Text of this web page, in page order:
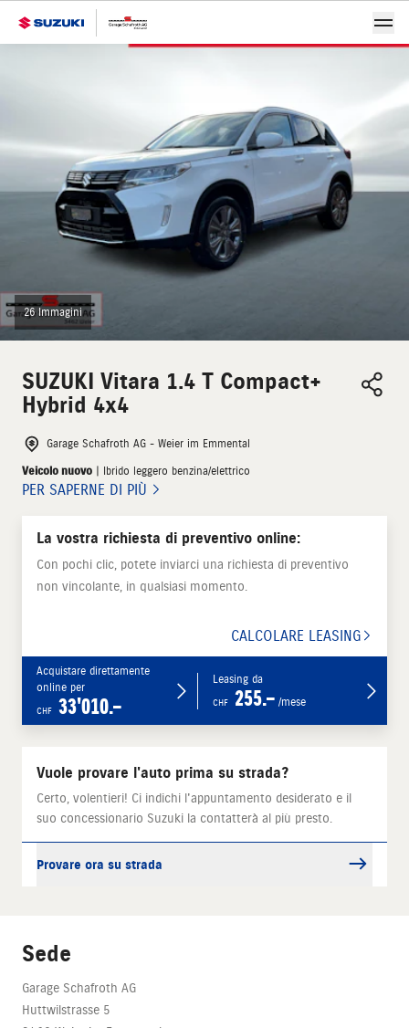
26 Immagini
SUZUKI Vitara 1.4 T Compact+
Hybrid 4x4
Garage Schafroth AG - Weier im Emmental
Veicolo nuovo | Ibrido leggero benzina/elettrico
PER SAPERNE DI PIÙ
La vostra richiesta di preventivo online:
Con pochi clic, potete inviarci una richiesta di preventivo
non vincolante, in qualsiasi momento.
CALCOLARE LEASING
Acquistare direttamente
online per
CHF 33'010.–
Leasing da
CHF 255.– /mese
Vuole provare l'auto prima su strada?
Certo, volentieri! Ci indichi l'appuntamento desiderato e il
suo concessionario Suzuki la contatterà al più presto.
Provare ora su strada
Sede
Garage Schafroth AG
Huttwilstrasse 5